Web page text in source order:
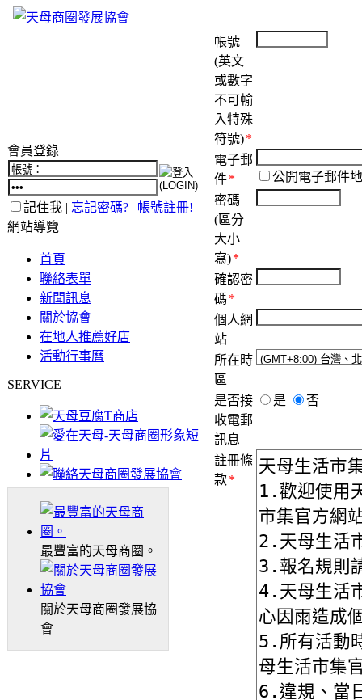
會員登錄
記住我 | 忘記密碼? | 帳號註冊!
網站導覽
首頁
聯絡表單
新聞訊息
關於協會
在地人推薦好店
活動行事曆
SERVICE
最豐富的天母商圈。
關於天母商圈發展協
會
帳號
(英文
或數字
不可輸
入特殊
符號)*
電子郵
件*
公開電子郵件
密碼
(區分
大小
寫)*
確認密
碼 *
個人網
站
所在時
區
是否接
收電郵
訊息
是 否
註冊條
款*